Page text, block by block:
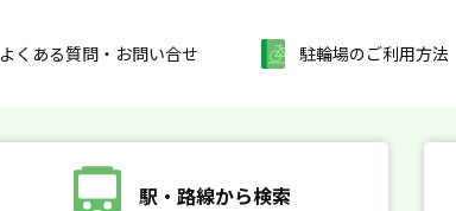
よくある質問・お問い合せ 駐輪場のご利用方法
駅・路線から検索